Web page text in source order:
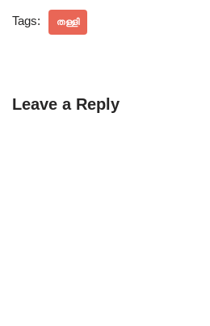
Tags: തള്ളി
Leave a Reply